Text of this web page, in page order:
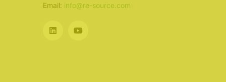
Email: info@re-source.com